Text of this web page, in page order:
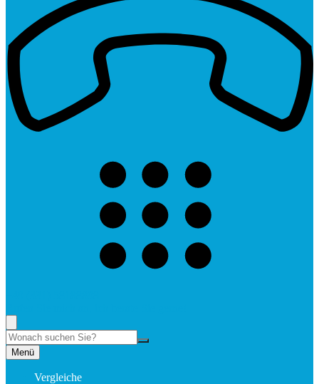
Suche
Menü
Vergleiche